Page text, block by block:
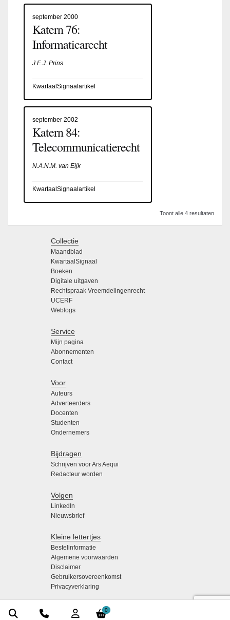
0
september 2000
Katern 76:
Informaticarecht
J.E.J. Prins
KwartaalSignaalartikel
september 2002
Katern 84:
Telecommunicatierecht
N.A.N.M. van Eijk
KwartaalSignaalartikel
Toont alle 4 resultaten
Collectie
Maandblad
KwartaalSignaal
Boeken
Digitale uitgaven
Rechtspraak Vreemdelingenrecht
UCERF
Weblogs
Service
Mijn pagina
Abonnementen
Contact
Voor
Auteurs
Adverteerders
Docenten
Studenten
Ondernemers
Bijdragen
Schrijven voor Ars Aequi
Redacteur worden
Volgen
LinkedIn
Nieuwsbrief
Kleine lettertjes
Bestelinformatie
Algemene voorwaarden
Disclaimer
Gebruikersovereenkomst
Privacyverklaring